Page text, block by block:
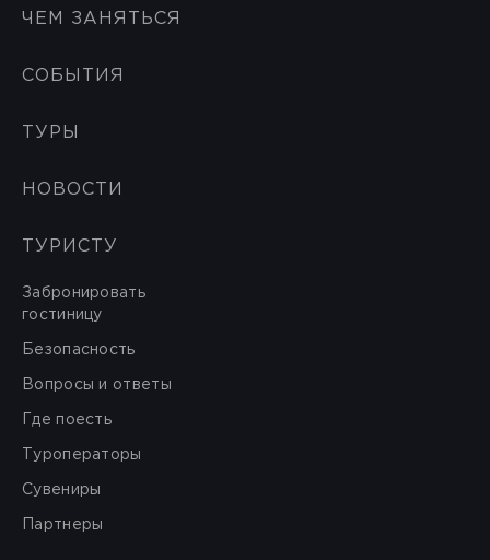
ЧЕМ ЗАНЯТЬСЯ
СОБЫТИЯ
ТУРЫ
НОВОСТИ
ТУРИСТУ
Забронировать
гостиницу
Безопасность
Вопросы и ответы
Где поесть
Туроператоры
Сувениры
Партнеры